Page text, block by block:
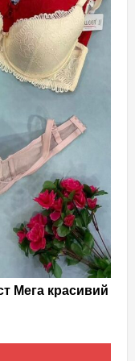
Мега красивий
Цей